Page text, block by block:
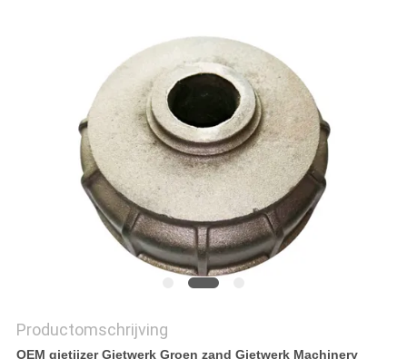
SITEMAP
PRIVACYBELEID
Productomschrijving
OEM gietijzer Gietwerk Groen zand Gietwerk Machinery